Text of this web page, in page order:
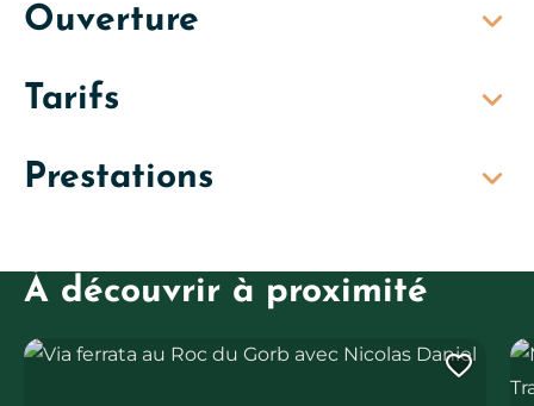
Ouverture
Tarifs
Prestations
À découvrir à proximité
Via ferrata au Roc du Gorb avec Nicolas Daniel